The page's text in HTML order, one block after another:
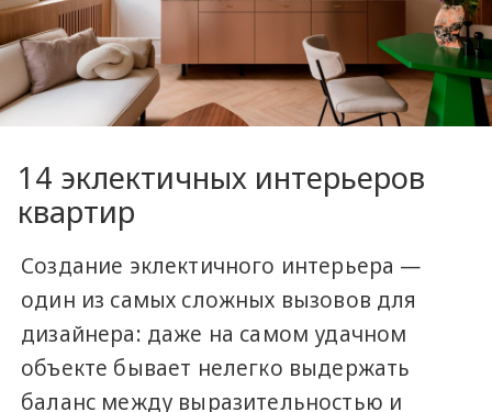
14 эклектичных интерьеров
квартир
Создание эклектичного интерьера —
один из самых сложных вызовов для
дизайнера: даже на самом удачном
объекте бывает нелегко выдержать
баланс между выразительностью и